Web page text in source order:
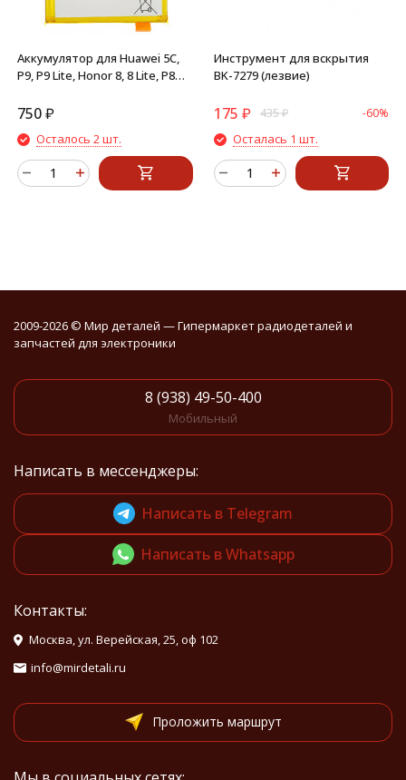
Аккумулятор для Huawei 5C,
P9, P9 Lite, Honor 8, 8 Lite, P8
HB366481ECW
750₽
Осталось 2 шт.
Инструмент для вскрытия
BK-7279 (лезвие)
175 ₽ 435₽ -60%
Осталась 1 шт.
2009-2026 © Мир деталей — Гипермаркет радиодеталей и
запчастей для электроники
8 (938) 49-50-400
Мобильный
Написать в мессенджеры:
Написать в Telegram
Написать в Whatsapp
Контакты:
Москва, ул. Верейская, 25, оф 102
info@mirdetali.ru
Проложить маршрут